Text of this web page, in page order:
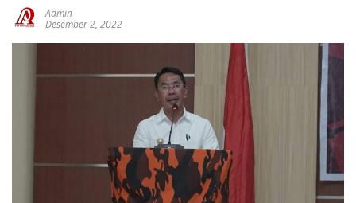
Admin
Desember 2, 2022